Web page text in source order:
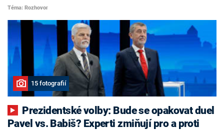
Téma: Rozhovor
15 fotografií
Pavel vs. Babiš? Experti zmiňují pro a proti